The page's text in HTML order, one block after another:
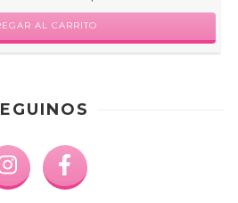
AL CARRITO